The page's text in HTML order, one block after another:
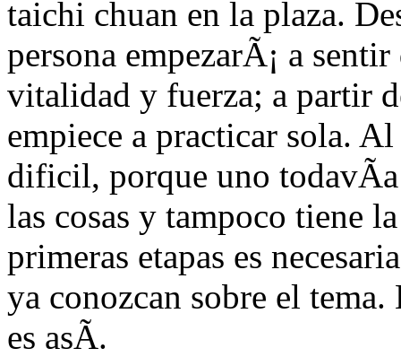
taichi chuan en la plaza.
persona empezarÃ¡ a
vitalidad y fuerza; a partir
empiece a practicar sola.
dificil, porque uno
las cosas y tampoco tiene
primeras etapas es
ya conozcan sobre el
es asÃ­.